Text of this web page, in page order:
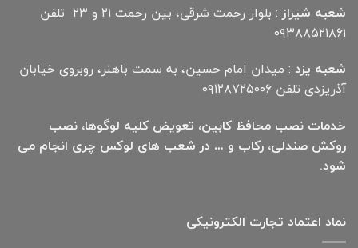
شعبه شیراز
: بلوار رحمت شرقی، بین رحمت ۲۱ و ۲۳ تلفن
۰۹۳۸۸۵۲۱۸۶۱
شعبه یزد : میدان امام حسین، به سمت باهنر، روبروی خیابان
آذریزدی تلفن ۰۹۱۲۸۷۲۵۰۰۶
خدمات نصب محافظ کابین، تعویض کلیه لوگوها، نصب
روکش صندلی، رکاب و … در شعب های لوکس چری انجام می
شود.
نماد اعتماد تجارت الكترونیكی